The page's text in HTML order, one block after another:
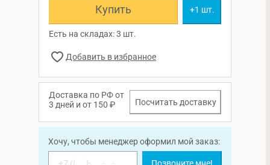
Купить +1 шт.
Есть на складах: 3 шт.
Доставка по РФ от
3 дней и от 150 ₽
Посчитать доставку
Хочу, чтобы менеджер оформил мой заказ:
Позвоните мне!